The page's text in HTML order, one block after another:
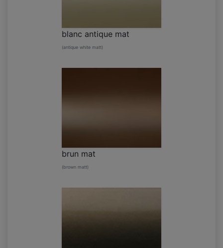
blanc antique mat
(antique white matt)
brun mat
(brown matt)